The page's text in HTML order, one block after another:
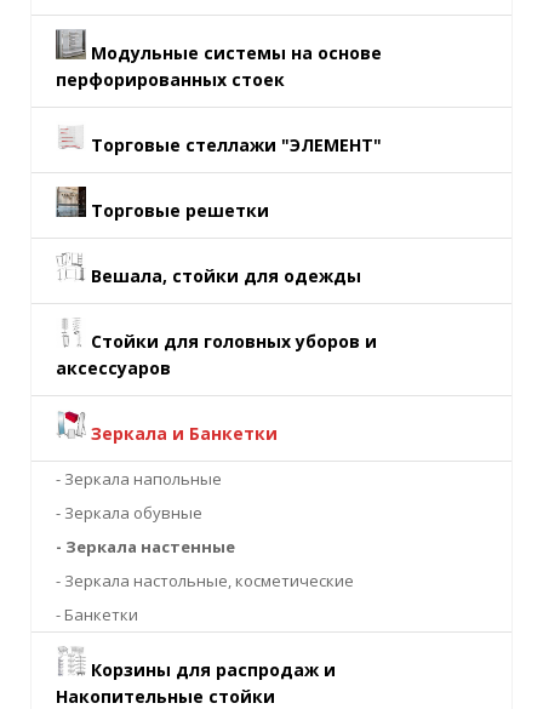
Модульные системы на основе
перфорированных стоек
Торговые стеллажи "ЭЛЕМЕНТ"
Торговые решетки
Вешала, стойки для одежды
Стойки для головных уборов и
аксессуаров
Зеркала и Банкетки
- Зеркала напольные
- Зеркала обувные
- Зеркала настенные
- Зеркала настольные, косметические
- Банкетки
Корзины для распродаж и
Накопительные стойки